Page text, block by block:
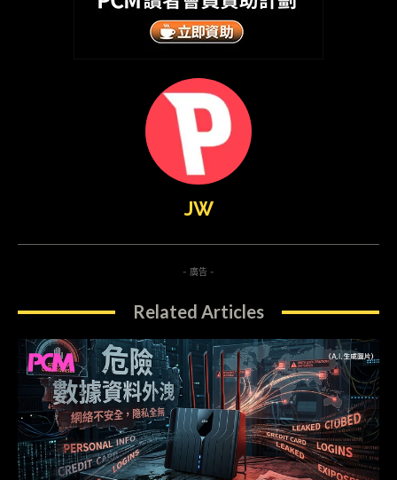
JW
- 廣告 -
Related Articles